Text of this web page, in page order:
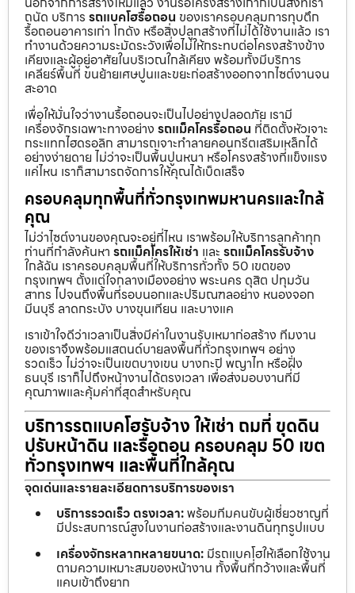
ถนัด บริการ รถแบคโฮรื้อถอน ของเราครอบคลุมการทุบตึก
รื้อถอนอาคารเก่า โกดัง หรือสิ่งปลูกสร้างที่ไม่ได้ใช้งานแล้ว เรา
ทำงานด้วยความระมัดระวังเพื่อไม่ให้กระทบต่อโครงสร้างข้าง
เคียงและผู้อยู่อาศัยในบริเวณใกล้เคียง พร้อมทั้งมีบริการ
เคลียร์พื้นที่ ขนย้ายเศษปูนและขยะก่อสร้างออกจากไซต์งานจน
สะอาด
เพื่อให้มั่นใจว่างานรื้อถอนจะเป็นไปอย่างปลอดภัย เรามี
เครื่องจักรเฉพาะทางอย่าง รถแม็คโครรื้อถอน ที่ติดตั้งหัวเจาะ
กระแทกไฮดรอลิก สามารถเจาะทำลายคอนกรีตเสริมเหล็กได้
อย่างง่ายดาย ไม่ว่าจะเป็นพื้นปูนหนา หรือโครงสร้างที่แข็งแรง
แค่ไหน เราก็สามารถจัดการให้คุณได้เบ็ดเสร็จ
ครอบคลุมทุกพื้นที่ทั่วกรุงเทพมหานครและใกล้
คุณ
ไม่ว่าไซต์งานของคุณจะอยู่ที่ไหน เราพร้อมให้บริการลูกค้าทุก
ท่านที่กำลังค้นหา รถแม็คโครให้เช่า และ รถแม็คโครรับจ้าง
ใกล้ฉัน เราครอบคลุมพื้นที่ให้บริการทั่วทั้ง 50 เขตของ
กรุงเทพฯ ตั้งแต่ใจกลางเมืองอย่าง พระนคร ดุสิต ปทุมวัน
สาทร ไปจนถึงพื้นที่รอบนอกและปริมณฑลอย่าง หนองจอก
มีนบุรี ลาดกระบัง บางขุนเทียน และบางแค
เราเข้าใจดีว่าเวลาเป็นสิ่งมีค่าในงานรับเหมาก่อสร้าง ทีมงาน
ของเราจึงพร้อมแสตนด์บายลงพื้นที่ทั่วกรุงเทพฯ อย่าง
รวดเร็ว ไม่ว่าจะเป็นเขตบางเขน บางกะปิ พญาไท หรือฝั่ง
ธนบุรี เราก็ไปถึงหน้างานได้ตรงเวลา เพื่อส่งมอบงานที่มี
คุณภาพและคุ้มค่าที่สุดสำหรับคุณ
บริการรถแบคโฮรับจ้าง ให้เช่า ถมที่ ขุดดิน
ปรับหน้าดิน และรื้อถอน ครอบคลุม 50 เขต
ทั่วกรุงเทพฯ และพื้นที่ใกล้คุณ
จุดเด่นและรายละเอียดการบริการของเรา
บริการรวดเร็ว ตรงเวลา:พร้อมทีมคนขับผู้เชี่ยวชาญที่
มีประสบการณ์สูงในงานก่อสร้างและงานดินทุกรูปแบบ
เครื่องจักรหลากหลายขนาด: มีรถแบคโฮให้เลือกใช้งาน
ตามความเหมาะสมของหน้างาน ทั้งพื้นที่กว้างและพื้นที่
แคบเข้าถึงยาก